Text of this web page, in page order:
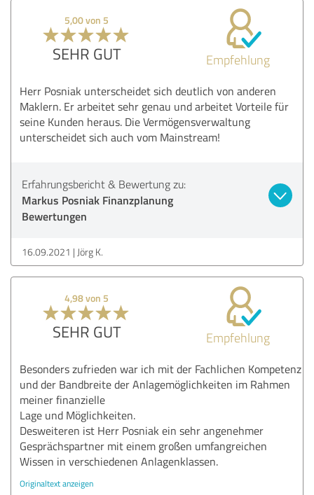
5,00 von 5
SEHR GUT Empfehlung
Herr Posniak unterscheidet sich deutlich von anderen
Maklern. Er arbeitet sehr genau und arbeitet Vorteile für
seine Kunden heraus. Die Vermögensverwaltung
unterscheidet sich auch vom Mainstream!
Erfahrungsbericht & Bewertung zu:
Markus Posniak Finanzplanung
Bewertungen
16.09.2021 Jörg K.
4,98 von 5
SEHR GUT Empfehlung
Besonders zufrieden war ich mit der Fachlichen Kompetenz
und der Bandbreite der Anlagemöglichkeiten im Rahmen
meiner finanzielle
Lage und Möglichkeiten.
Desweiteren ist Herr Posniak ein sehr angenehmer
Gesprächspartner mit einem großen umfangreichen
Wissen in verschiedenen Anlagenklassen.
Originaltext anzeigen